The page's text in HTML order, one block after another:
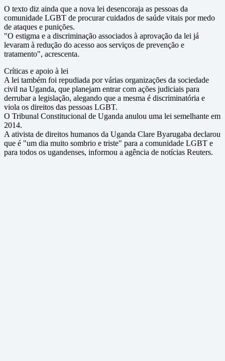
O texto diz ainda que a nova lei desencoraja as pessoas da
comunidade LGBT de procurar cuidados de saúde vitais por medo
de ataques e punições.
"O estigma e a discriminação associados à aprovação da lei já
levaram à redução do acesso aos serviços de prevenção e
tratamento", acrescenta.
Críticas e apoio à lei
A lei também foi repudiada por várias organizações da sociedade
civil na Uganda, que planejam entrar com ações judiciais para
derrubar a legislação, alegando que a mesma é discriminatória e
viola os direitos das pessoas LGBT.
O Tribunal Constitucional de Uganda anulou uma lei semelhante em
2014.
A ativista de direitos humanos da Uganda Clare Byarugaba declarou
que é "um dia muito sombrio e triste" para a comunidade LGBT e
para todos os ugandenses, informou a agência de notícias Reuters.